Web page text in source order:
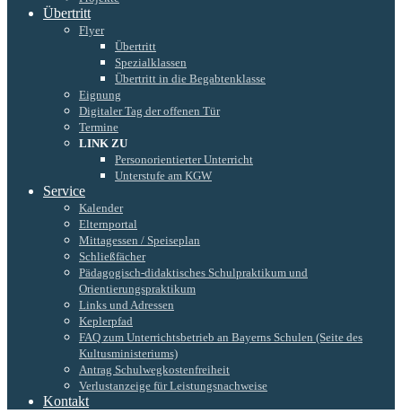
Übertritt
Flyer
Übertritt
Spezialklassen
Übertritt in die Begabtenklasse
Eignung
Digitaler Tag der offenen Tür
Termine
LINK ZU
Personorientierter Unterricht
Unterstufe am KGW
Service
Kalender
Elternportal
Mittagessen / Speiseplan
Schließfächer
Pädagogisch-didaktisches Schulpraktikum und
Orientierungspraktikum
Links und Adressen
Keplerpfad
FAQ zum Unterrichtsbetrieb an Bayerns Schulen (Seite des
Kultusministeriums)
Antrag Schulwegkostenfreiheit
Verlustanzeige für Leistungsnachweise
Kontakt